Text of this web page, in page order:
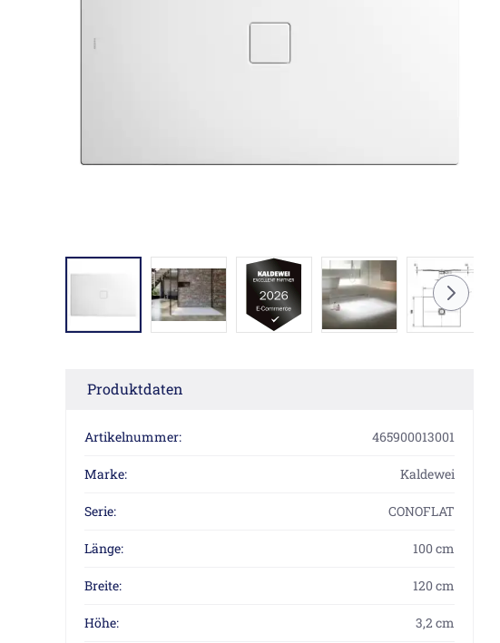
Produktdaten
Artikelnummer: 465900013001
Marke: Kaldewei
Serie: CONOFLAT
Länge: 100 cm
Breite: 120 cm
Höhe: 3,2 cm